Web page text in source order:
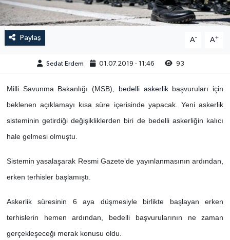
Paylaş A- A+
Sedat Erdem 01.07.2019 - 11:46 93
Milli Savunma Bakanlığı (MSB), bedelli askerlikbaşvuruları için
beklenen açıklamayı kısa süre içerisinde yapacak. Yeni askerlik
sisteminin getirdiği değişikliklerden biri de bedelli askerliğin kalıcı
hale gelmesi olmuştu.
Sistemin yasalaşarak Resmi Gazete’de yayınlanmasının ardından,
erken terhisler başlamıştı.
Askerlik süresinin 6 aya düşmesiyle birlikte başlayan erken
terhislerin hemen ardından, bedelli başvurularının ne zaman
gerçekleşeceği merak konusu oldu.